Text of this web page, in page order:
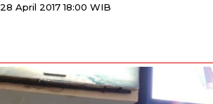
28 April 2017 18:00 WIB